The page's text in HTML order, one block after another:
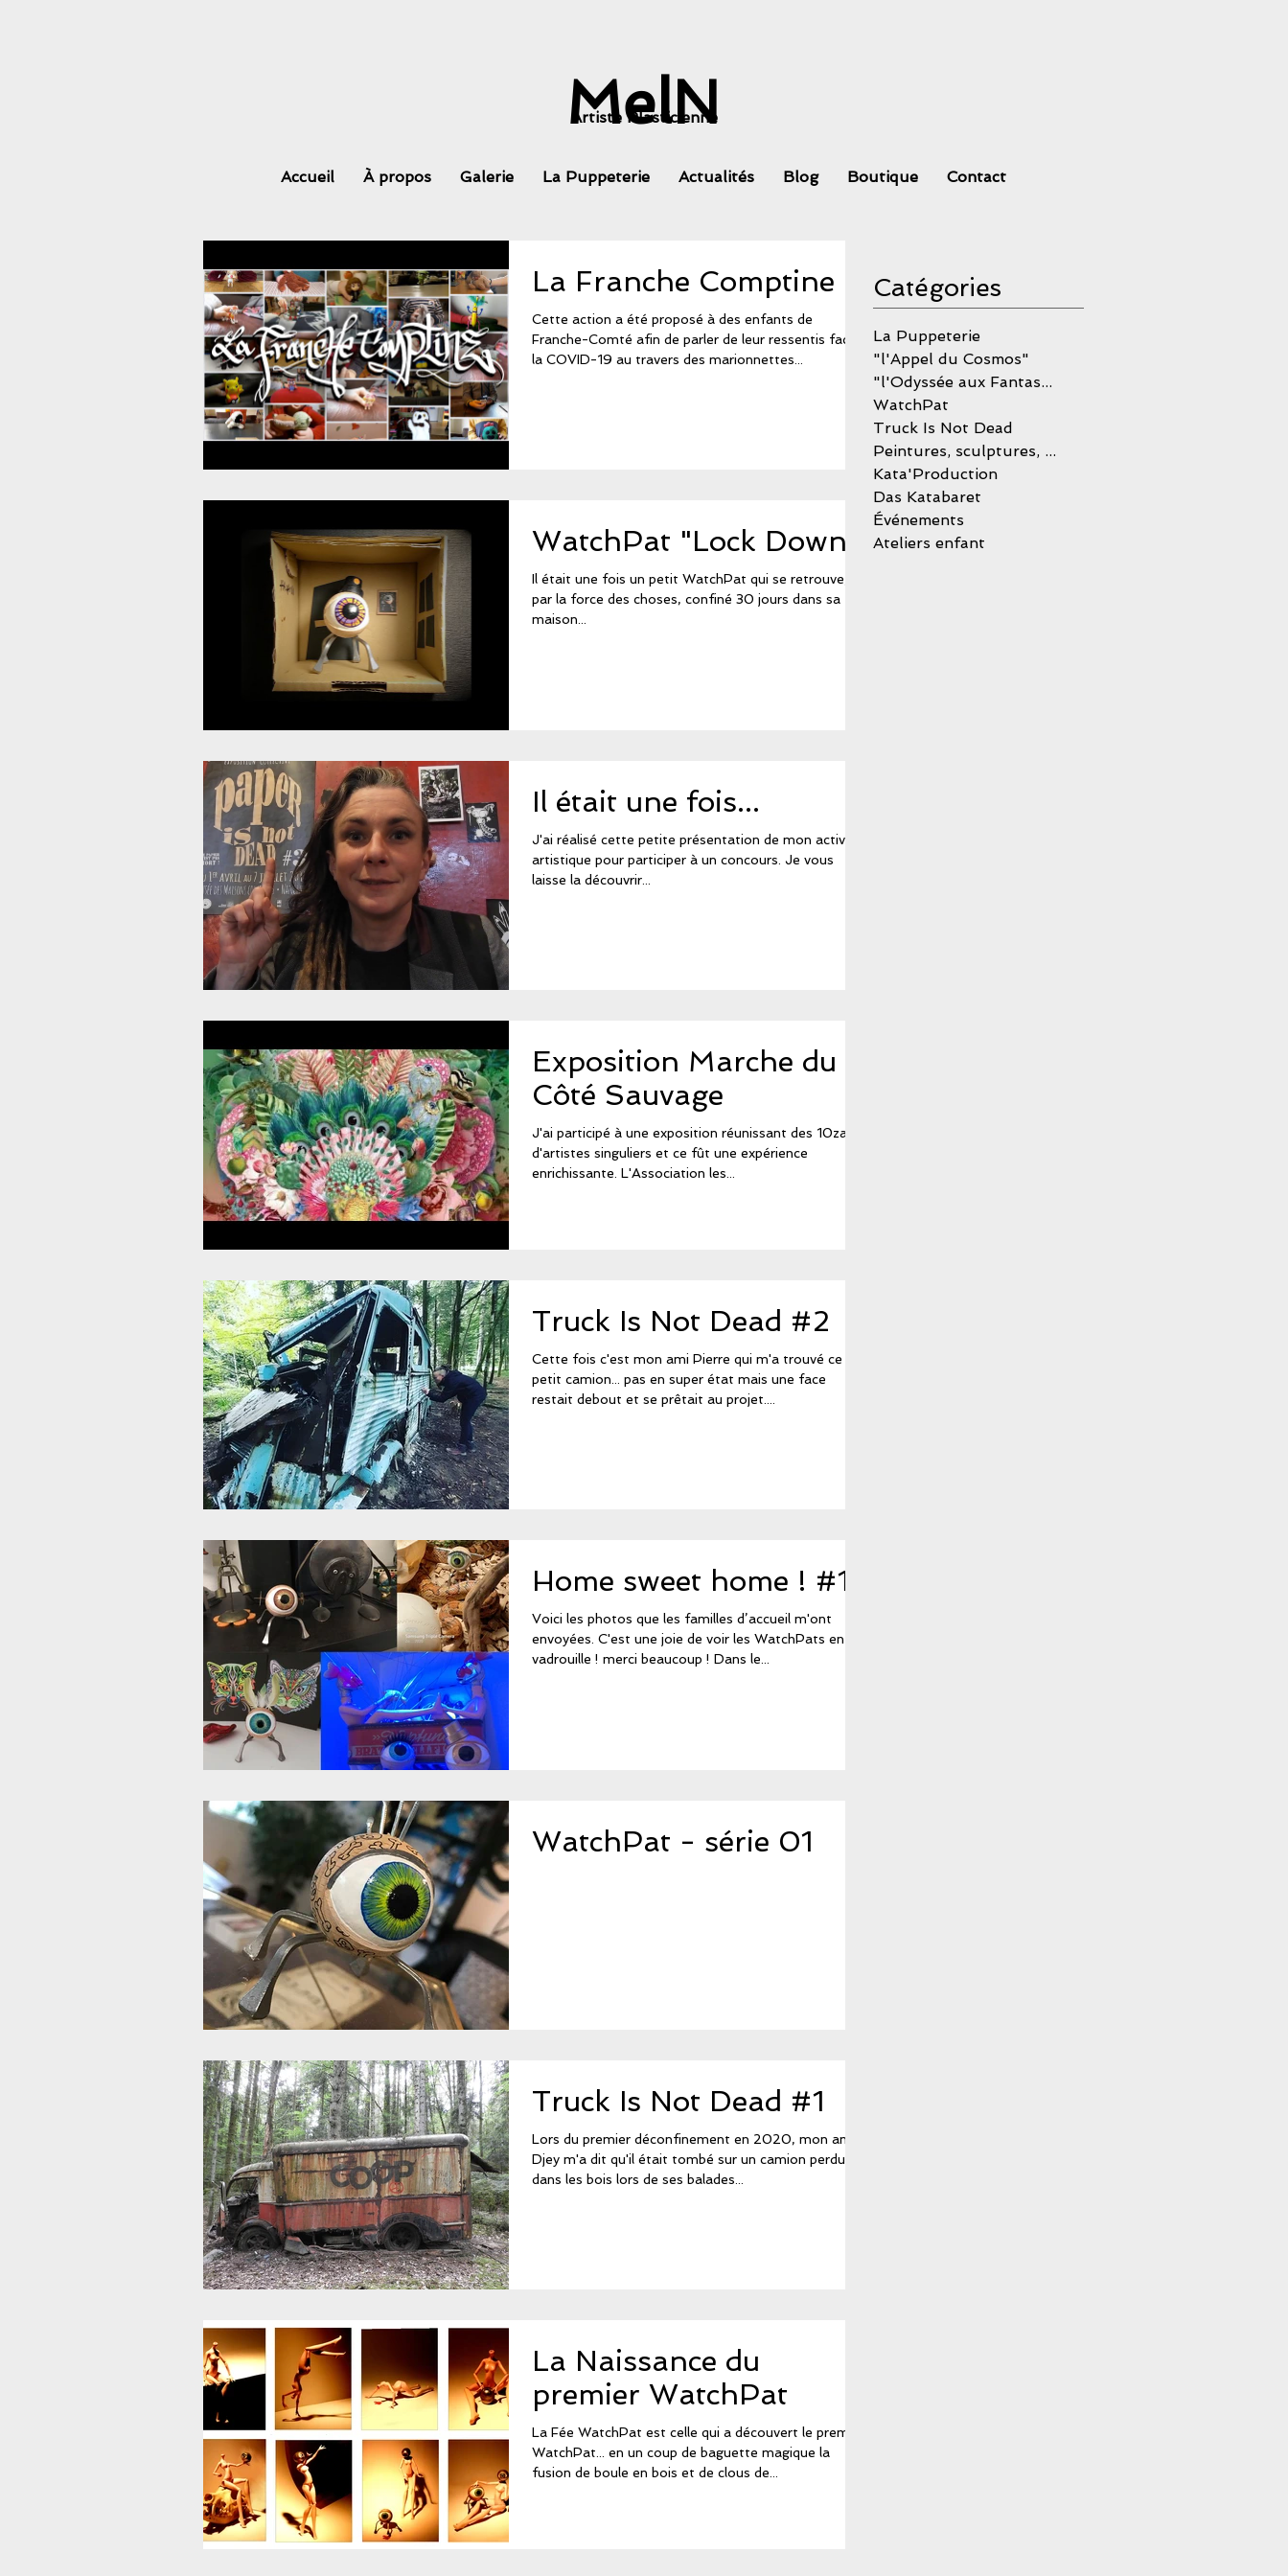
MelN
Artiste Plasticienne
Accueil À propos Galerie La Puppeterie Actualités Blog Boutique Contact
La Franche Comptine
Cette action a été proposé à des enfants de
Franche-Comté afin de parler de leur ressentis face à
la COVID-19 au travers des marionnettes...
WatchPat "Lock Down"
Il était une fois un petit WatchPat qui se retrouve,
par la force des choses, confiné 30 jours dans sa
maison...
Il était une fois...
J'ai réalisé cette petite présentation de mon activité
artistique pour participer à un concours. Je vous
laisse la découvrir...
Exposition Marche du
Côté Sauvage
J'ai participé à une exposition réunissant des 10zaine
d'artistes singuliers et ce fût une expérience
enrichissante. L'Association les...
Truck Is Not Dead #2
Cette fois c'est mon ami Pierre qui m'a trouvé ce
petit camion... pas en super état mais une face
restait debout et se prêtait au projet....
Home sweet home ! #1
Voici les photos que les familles d’accueil m'ont
envoyées. C'est une joie de voir les WatchPats en
vadrouille ! merci beaucoup ! Dans le...
WatchPat - série 01
Truck Is Not Dead #1
Lors du premier déconfinement en 2020, mon ami
Djey m'a dit qu'il était tombé sur un camion perdu
dans les bois lors de ses balades...
La Naissance du
premier WatchPat
La Fée WatchPat est celle qui a découvert le premier
WatchPat... en un coup de baguette magique la
fusion de boule en bois et de clous de...
Catégories
La Puppeterie
"l'Appel du Cosmos"
"l'Odyssée aux Fantastiques"
WatchPat
Truck Is Not Dead
Peintures, sculptures, stree-art...
Kata'Production
Das Katabaret
Événements
Ateliers enfant